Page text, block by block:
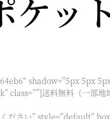
ッ
shadow=”5px 5px
送料無料（一部地
さい” style=”default”